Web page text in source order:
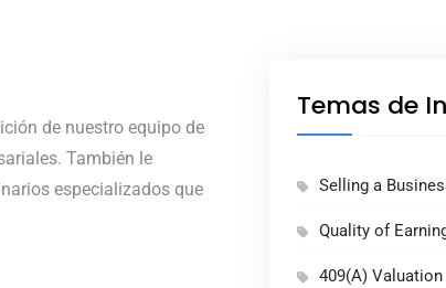
de nuestro equipo de
También le
especializados que
Temas de
Selling a
Quality of
409(A) Valuation